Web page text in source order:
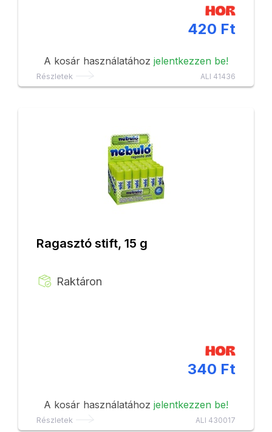
420 Ft
A kosár használatához jelentkezzen be!
Részletek ALI 41436
Ragasztó stift, 15 g
Raktáron
340 Ft
A kosár használatához jelentkezzen be!
Részletek ALI 430017